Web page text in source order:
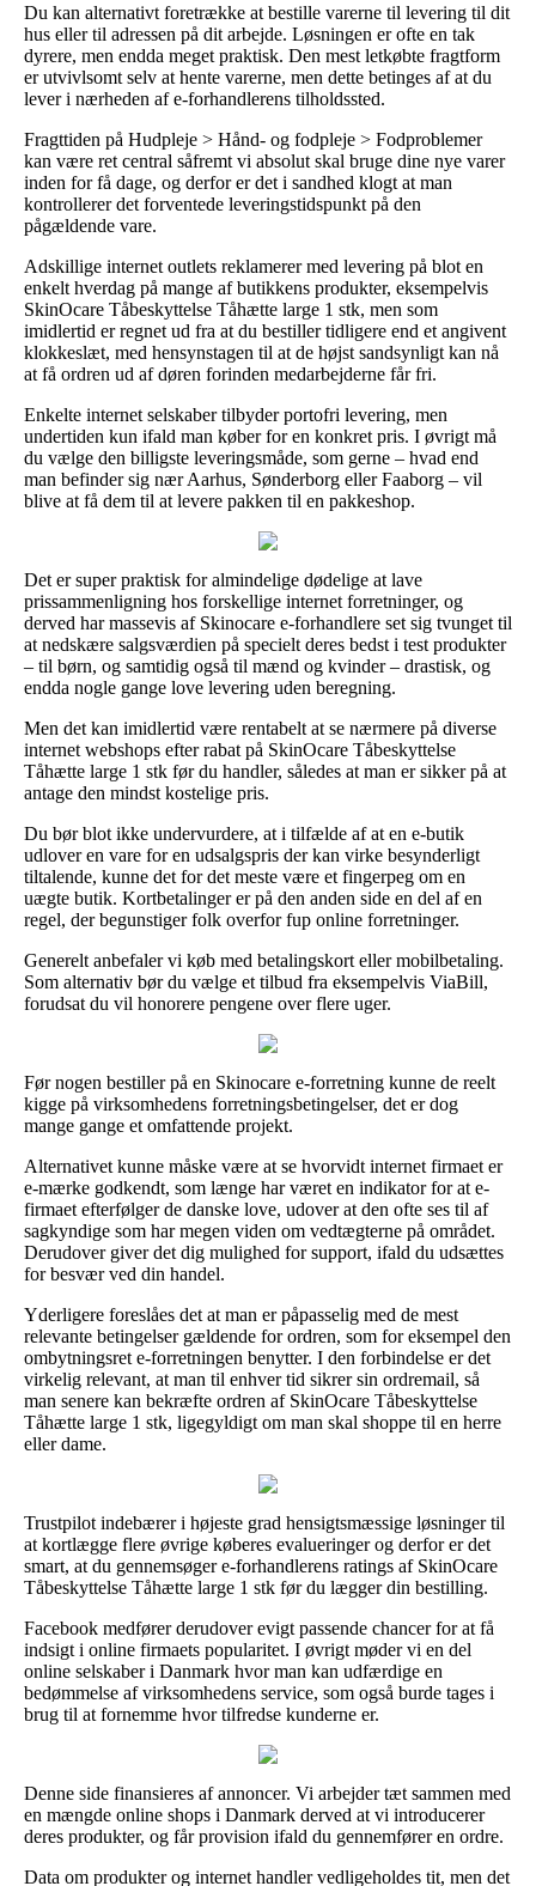
Du kan alternativt foretrække at bestille varerne til levering til dit
hus eller til adressen på dit arbejde. Løsningen er ofte en tak
dyrere, men endda meget praktisk. Den mest letkøbte fragtform
er utvivlsomt selv at hente varerne, men dette betinges af at du
lever i nærheden af e-forhandlerens tilholdssted.
Fragttiden på Hudpleje > Hånd- og fodpleje > Fodproblemer
kan være ret central såfremt vi absolut skal bruge dine nye varer
inden for få dage, og derfor er det i sandhed klogt at man
kontrollerer det forventede leveringstidspunkt på den
pågældende vare.
Adskillige internet outlets reklamerer med levering på blot en
enkelt hverdag på mange af butikkens produkter, eksempelvis
SkinOcare Tåbeskyttelse Tåhætte large 1 stk, men som
imidlertid er regnet ud fra at du bestiller tidligere end et angivent
klokkeslæt, med hensynstagen til at de højst sandsynligt kan nå
at få ordren ud af døren forinden medarbejderne får fri.
Enkelte internet selskaber tilbyder portofri levering, men
undertiden kun ifald man køber for en konkret pris. I øvrigt må
du vælge den billigste leveringsmåde, som gerne – hvad end
man befinder sig nær Aarhus, Sønderborg eller Faaborg – vil
blive at få dem til at levere pakken til en pakkeshop.
Det er super praktisk for almindelige dødelige at lave
prissammenligning hos forskellige internet forretninger, og
derved har massevis af Skinocare e-forhandlere set sig tvunget til
at nedskære salgsværdien på specielt deres bedst i test produkter
– til børn, og samtidig også til mænd og kvinder – drastisk, og
endda nogle gange love levering uden beregning.
Men det kan imidlertid være rentabelt at se nærmere på diverse
internet webshops efter rabat på SkinOcare Tåbeskyttelse
Tåhætte large 1 stk før du handler, således at man er sikker på at
antage den mindst kostelige pris.
Du bør blot ikke undervurdere, at i tilfælde af at en e-butik
udlover en vare for en udsalgspris der kan virke besynderligt
tiltalende, kunne det for det meste være et fingerpeg om en
uægte butik. Kortbetalinger er på den anden side en del af en
regel, der begunstiger folk overfor fup online forretninger.
Generelt anbefaler vi køb med betalingskort eller mobilbetaling.
Som alternativ bør du vælge et tilbud fra eksempelvis ViaBill,
forudsat du vil honorere pengene over flere uger.
Før nogen bestiller på en Skinocare e-forretning kunne de reelt
kigge på virksomhedens forretningsbetingelser, det er dog
mange gange et omfattende projekt.
Alternativet kunne måske være at se hvorvidt internet firmaet er
e-mærke godkendt, som længe har været en indikator for at e-
firmaet efterfølger de danske love, udover at den ofte ses til af
sagkyndige som har megen viden om vedtægterne på området.
Derudover giver det dig mulighed for support, ifald du udsættes
for besvær ved din handel.
Yderligere foreslåes det at man er påpasselig med de mest
relevante betingelser gældende for ordren, som for eksempel den
ombytningsret e-forretningen benytter. I den forbindelse er det
virkelig relevant, at man til enhver tid sikrer sin ordremail, så
man senere kan bekræfte ordren af SkinOcare Tåbeskyttelse
Tåhætte large 1 stk, ligegyldigt om man skal shoppe til en herre
eller dame.
Trustpilot indebærer i højeste grad hensigtsmæssige løsninger til
at kortlægge flere øvrige køberes evalueringer og derfor er det
smart, at du gennemsøger e-forhandlerens ratings af SkinOcare
Tåbeskyttelse Tåhætte large 1 stk før du lægger din bestilling.
Facebook medfører derudover evigt passende chancer for at få
indsigt i online firmaets popularitet. I øvrigt møder vi en del
online selskaber i Danmark hvor man kan udfærdige en
bedømmelse af virksomhedens service, som også burde tages i
brug til at fornemme hvor tilfredse kunderne er.
Denne side finansieres af annoncer. Vi arbejder tæt sammen med
en mængde online shops i Danmark derved at vi introducerer
deres produkter, og får provision ifald du gennemfører en ordre.
Data om produkter og internet handler vedligeholdes tit, men det